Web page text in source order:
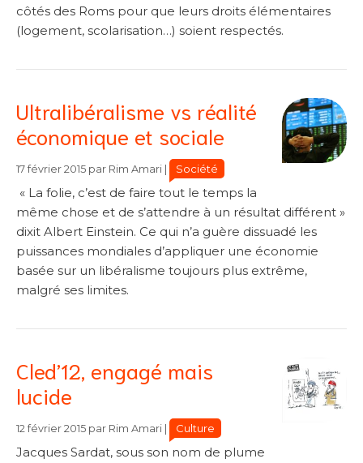
côtés des Roms pour que leurs droits élémentaires
(logement, scolarisation…) soient respectés.
Ultralibéralisme vs réalité
économique et sociale
17 février 2015 par Rim Amari Catégories
Catégories
Société
« La folie, c’est de faire tout le temps la
même chose et de s’attendre à un résultat différent »
dixit Albert Einstein. Ce qui n’a guère dissuadé les
puissances mondiales d’appliquer une économie
basée sur un libéralisme toujours plus extrême,
malgré ses limites.
Cled’12, engagé mais
lucide
12 février 2015 par Rim Amari Catégories
Catégories
Culture
Jacques Sardat, sous son nom de plume